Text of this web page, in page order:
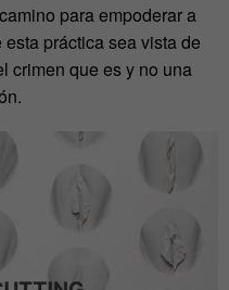
para empoderar a
práctica sea vista de
crimen que es y no una